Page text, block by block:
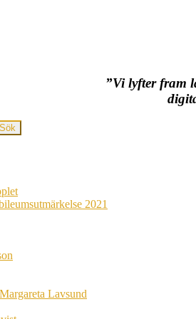
”Vi lyfter fram
2021
Lavsund